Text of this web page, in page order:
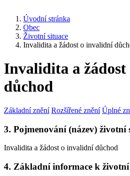
Úvodní stránka
Obec
Životní situace
Invalidita a žádost o invalidní
Invalidita a
důchod
Základní znění Rozšířené znění Úplné
3. Pojmenování (název) životní
Invalidita a žádost o invalidní důchod
4. Základní informace k životní